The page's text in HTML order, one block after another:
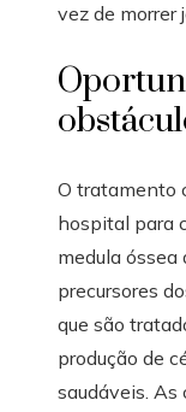
vez de morrer
O tratamento
hospital para
medula óssea
precursores
que são
produção de
saudáveis.